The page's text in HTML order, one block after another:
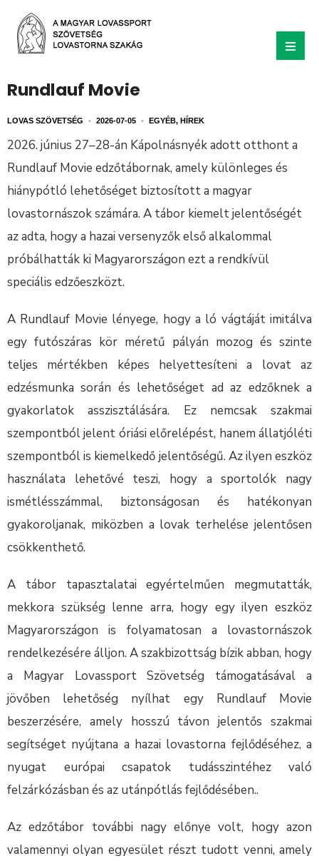
Rundlauf Movie
LOVAS SZÖVETSÉG • 2026-07-05 • EGYÉB, HÍREK
2026. június 27–28-án Kápolnásnyék adott otthont a
Rundlauf Movie edzőtábornak, amely különleges és
hiánypótló lehetőséget biztosított a magyar
lovastornászok számára. A tábor kiemelt jelentőségét
az adta, hogy a hazai versenyzők első alkalommal
próbálhatták ki Magyarországon ezt a rendkívül
speciális edzőeszközt.
A Rundlauf Movie lényege, hogy a ló vágtáját imitálva
egy futószáras kör méretű pályán mozog és szinte
teljes mértékben képes helyettesíteni a lovat az
edzésmunka során és lehetőséget ad az edzőknek a
gyakorlatok asszisztálására. Ez nemcsak szakmai
szempontból jelent óriási előrelépést, hanem állatjóléti
szempontból is kiemelkedő jelentőségű. Az ilyen eszköz
használata lehetővé teszi, hogy a sportolók nagy
ismétlésszámmal, biztonságosan és hatékonyan
gyakoroljanak, miközben a lovak terhelése jelentősen
csökkenthető.
A tábor tapasztalatai egyértelműen megmutatták,
mekkora szükség lenne arra, hogy egy ilyen eszköz
Magyarországon is folyamatosan a lovastornászok
rendelkezésére álljon. A szakbizottság bízik abban, hogy
a Magyar Lovassport Szövetség támogatásával a
jövőben lehetőség nyílhat egy Rundlauf Movie
beszerzésére, amely hosszú távon jelentős szakmai
segítséget nyújtana a hazai lovastorna fejlődéséhez, a
nyugat európai csapatok tudásszintéhez való
felzárkózásban és az utánpótlás fejlődésében..
Az edzőtábor további nagy előnye volt, hogy azon
valamennyi olyan egyesület részt tudott venni, amely